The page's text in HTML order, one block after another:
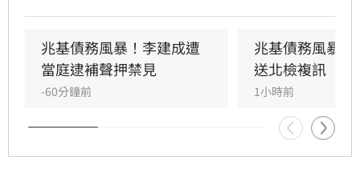
私用及支付前妻開銷，涉犯侵占與背信罪，檢方
複訊後將其當庭逮捕並聲押禁見。林佑任則以
200萬元交保。此外，宏碁集團因發現兆基內部
管理缺失，宣布法人代表李文詳辭去兆基董事長
職務。
兆基債務風暴！李建成遭
當庭逮補聲押禁見
-60分鐘前
兆基債務風暴
送北檢複訊
1小時前